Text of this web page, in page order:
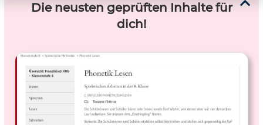
Die neusten geprüften Inhalte für
dich!